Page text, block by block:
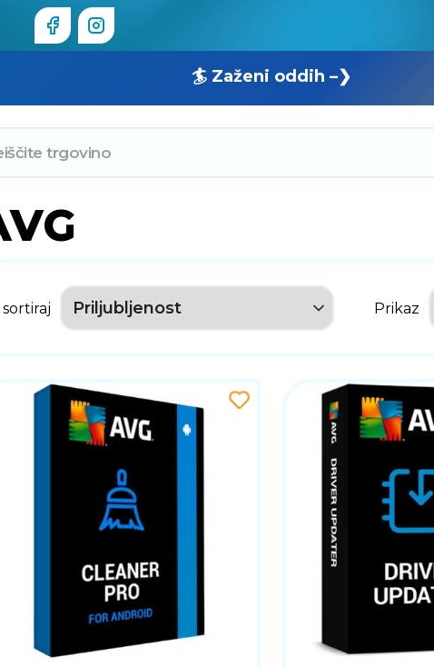
🏄 Zaženi oddih –❯
sortiraj Prikaz